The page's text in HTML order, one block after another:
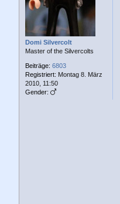
Domi Silvercolt
Master of the Silvercolts
Beiträge: 6803
Registriert: Montag 8. März
2010, 11:50
Gender: